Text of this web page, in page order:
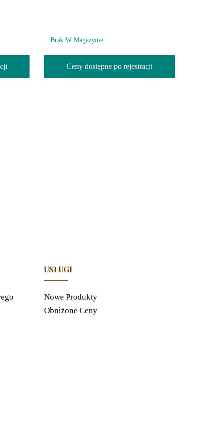
Brak W Magazynie
Ceny dostępne po rejestracji
USŁUGI
Nowe Produkty
Obniżone Ceny